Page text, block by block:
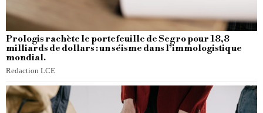
Prologis rachète le portefeuille de Segro pour 18,8
milliards de dollars : un séisme dans l’immologistique
mondial.
Redaction LCE